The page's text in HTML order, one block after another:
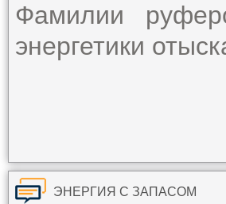
Фамилии
энергетики
ЭНЕРГИЯ С ЗАПАСОМ